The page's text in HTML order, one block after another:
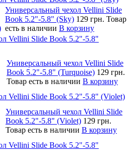
Универсальный чехол Vellini Slide
Book 5.2"-5.8" (Sky) 129 грн. Товар
есть в наличии В корзину
Vellini Slide Book 5.2"-5.8"
Универсальный чехол Vellini Slide
Book 5.2"-5.8" (Turquoise) 129 грн.
Товар есть в наличии В корзину
Vellini Slide Book 5.2"-5.8" (Violet)
Универсальный чехол Vellini Slide
Book 5.2"-5.8" (Violet) 129 грн.
Товар есть в наличии В корзину
Vellini Slide Book 5.2"-5.8"